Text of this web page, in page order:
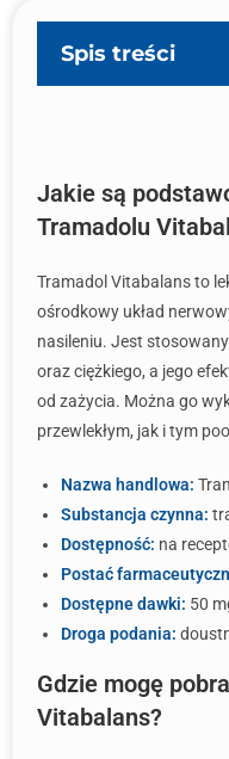
Spis treści
Jakie są
Tramadolu
Tramadol Vitabalans to
ośrodkowy układ
nasileniu. Jest
oraz ciężkiego, a jego
od zażycia. Można go
przewlekłym, jak i tym
Nazwa handlowa:
Substancja czynna:
Dostępność: na
Postać
Dostępne dawki: 50
Droga podania:
Gdzie mogę
Vitabalans?